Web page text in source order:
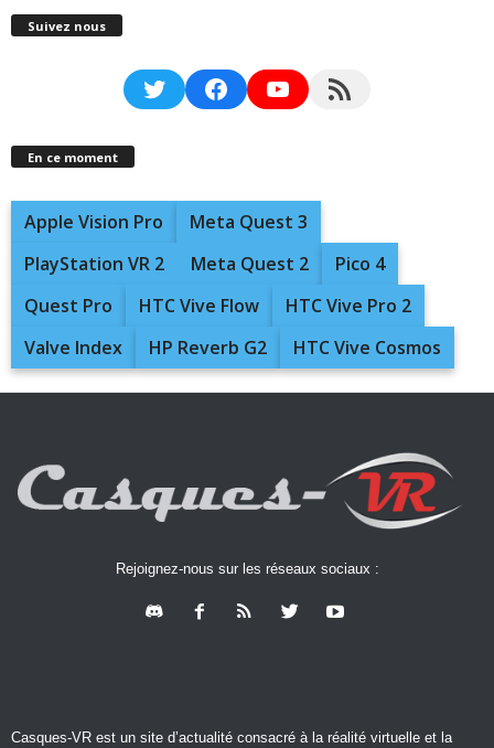
Suivez nous
TwitterFacebookYouTubeRSS Feed
En ce moment
Apple Vision Pro
Meta Quest 3
PlayStation VR 2
Meta Quest 2
Pico 4
Quest Pro
HTC Vive Flow
HTC Vive Pro 2
Valve Index
HP Reverb G2 HTC Vive Cosmos
Rejoignez-nous sur les réseaux sociaux :
Casques-VR est un site d’actualité consacré à la réalité virtuelle et la